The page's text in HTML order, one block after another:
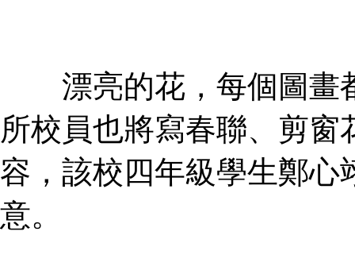
漂亮的花，每個圖畫
所校員也將寫春聯、剪
容，該校四年級學生鄭心
意。